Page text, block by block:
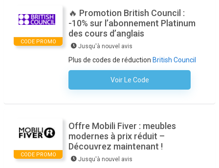
CODE PROMO
🔥 Promotion British Council :
-10% sur l’abonnement Platinum
des cours d’anglais
Jusqu'à nouvel avis
Plus de codes de réduction British Council
Voir Le Code
Aucun Code N'est Nécessaire
CODE PROMO
Offre Mobili Fiver : meubles
modernes à prix réduit –
Découvrez maintenant !
Jusqu'à nouvel avis